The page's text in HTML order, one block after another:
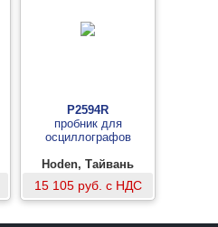
P2594R
пробник для
осциллографов
Hoden, Тайвань
15 105 руб. с НДС